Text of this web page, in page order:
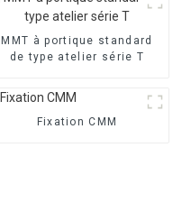
MMT à portique standard
de type atelier série T
Fixation CMM